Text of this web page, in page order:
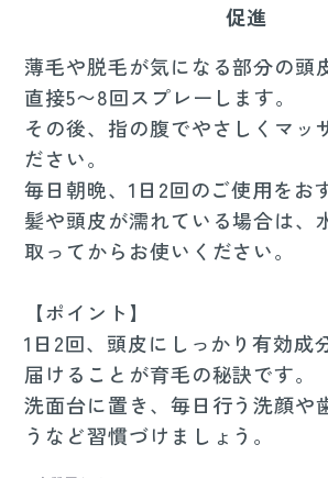
促進
薄毛や脱毛が気になる部分の頭
直接5〜8回スプレーします。
その後、指の腹でやさしくマッ
ださい。
毎日朝晩、1日2回のご使用をお
髪や頭皮が濡れている場合は、
取ってからお使いください。
【ポイント】
1日2回、頭皮にしっかり有効成
届けることが育毛の秘訣です。
洗面台に置き、毎日行う洗顔や
うなど習慣づけましょう。